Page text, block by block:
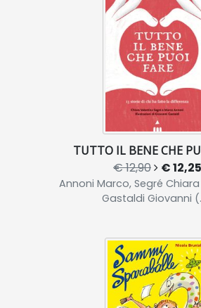
TUTTO IL BENE CHE
€ 12,90 € 12,25
Annoni Marco, Segré
Gastaldi Giovanni